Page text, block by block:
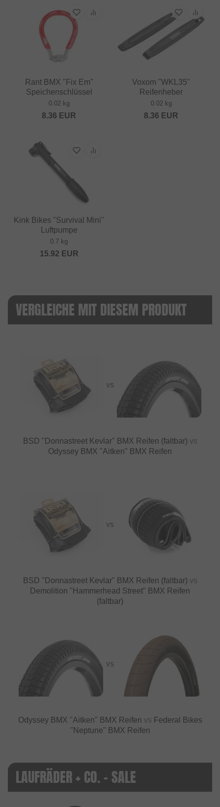
Rant BMX "Fix Em"
Speichenschlüssel
0.02 kg
8.36 EUR
Voxom "WKL35"
Reifenheber
0.02 kg
8.36 EUR
Kink Bikes "Survival Mini"
Luftpumpe
0.7 kg
15.92 EUR
VERGLEICHE MIT DIESEM PRODUKT
VS
BSD "Donnastreet Kevlar" BMX Reifen (faltbar) vs
Odyssey BMX "Aitken" BMX Reifen
VS
BSD "Donnastreet Kevlar" BMX Reifen (faltbar) vs
Demolition "Hammerhead Street" BMX Reifen
(faltbar)
VS
Odyssey BMX "Aitken" BMX Reifen vs Federal Bikes
"Neptune" BMX Reifen
LAUFRÄDER + CO. - SALE